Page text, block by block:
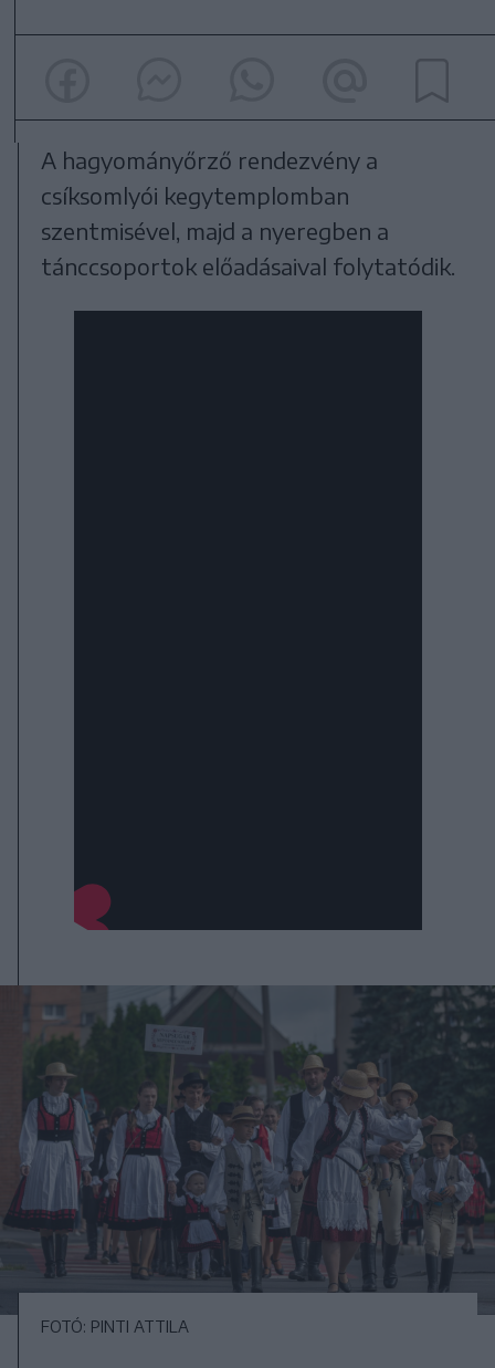
A hagyományőrző rendezvény a
csíksomlyói kegytemplomban
szentmisével, majd a nyeregben a
tánccsoportok előadásaival folytatódik.
FOTÓ: PINTI ATTILA